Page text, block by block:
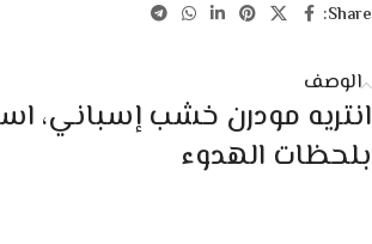
Share:
الوصف
انتريه مودرن خشب إسباني،
بلحظات الهدوء